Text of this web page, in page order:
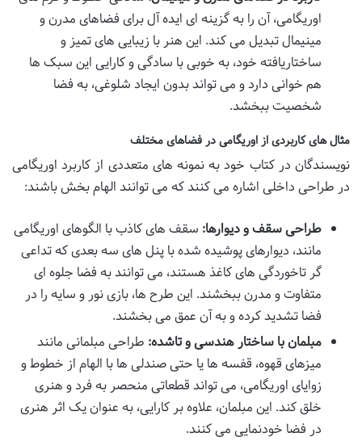
اوریگامی، آن را به گزینه ای ایده آل برای فضاهای مدرن و
مینیمال تبدیل می کند. این هنر با زیبایی های تمیز و
ساختاریافته خود، به خوبی با سادگی و کارایی این سبک ها
هم خوانی دارد و می تواند بدون ایجاد شلوغی، به فضا
شخصیت ببخشد.
مثال های کاربردی از اوریگامی در فضاهای مختلف
نویسندگان در کتاب خود به نمونه های متعددی از کاربرد اوریگامی
در طراحی داخلی اشاره می کنند که می توانند الهام بخش باشند:
طراحی سقف و دیوارها: سقف های کاذب با الگوهای اوریگامی
مانند، دیوارهای پوشیده شده با پنل های سه بعدی که تداعی
گر تاخوردگی های کاغذ هستند، می توانند به فضا جلوه ای
متفاوت و مدرن ببخشند. این طرح ها، بازی نور و سایه را در
فضا تشدید کرده و به آن عمق می بخشند.
مبلمان با ساختار هندسی و تاشده: طراحی مبلمانی مانند
میزهای قهوه، قفسه ها یا حتی صندلی ها با الهام از خطوط و
زوایای اوریگامی، می تواند قطعاتی منحصر به فرد و هنری
خلق کند. این مبلمان، علاوه بر کارایی، به عنوان یک اثر هنری
در فضا خودنمایی می کنند.